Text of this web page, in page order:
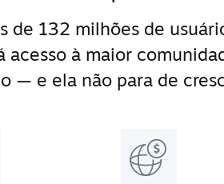
de 132 milhões de
acesso à maior
— e ela não para de